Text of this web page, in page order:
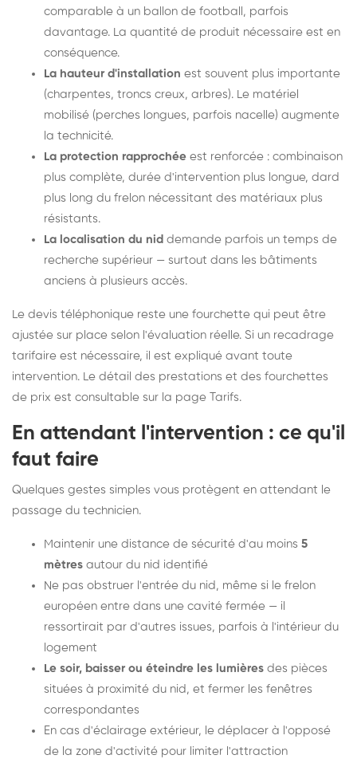
comparable à un ballon de football, parfois
davantage. La quantité de produit nécessaire est en
conséquence.
La hauteur d'installation est souvent plus importante
(charpentes, troncs creux, arbres). Le matériel
mobilisé (perches longues, parfois nacelle) augmente
la technicité.
La protection rapprochée est renforcée : combinaison
plus complète, durée d'intervention plus longue, dard
plus long du frelon nécessitant des matériaux plus
résistants.
La localisation du nid demande parfois un temps de
recherche supérieur — surtout dans les bâtiments
anciens à plusieurs accès.
Le devis téléphonique reste une fourchette qui peut être
ajustée sur place selon l'évaluation réelle. Si un recadrage
tarifaire est nécessaire, il est expliqué avant toute
intervention. Le détail des prestations et des fourchettes
de prix est consultable sur la page Tarifs.
En attendant l'intervention : ce qu'il
faut faire
Quelques gestes simples vous protègent en attendant le
passage du technicien.
Maintenir une distance de sécurité d'au moins 5
mètres autour du nid identifié
Ne pas obstruer l'entrée du nid, même si le frelon
européen entre dans une cavité fermée — il
ressortirait par d'autres issues, parfois à l'intérieur du
logement
Le soir, baisser ou éteindre les lumières des pièces
situées à proximité du nid, et fermer les fenêtres
correspondantes
En cas d'éclairage extérieur, le déplacer à l'opposé
de la zone d'activité pour limiter l'attraction